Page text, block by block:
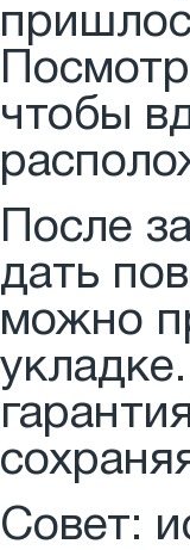
чтобы
После
дать
можно
Совет: